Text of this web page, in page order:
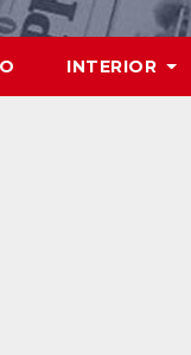
INTERIOR